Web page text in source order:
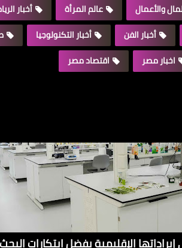
والأعمال عالم المرأة أخبار
أخبار الفن أخبار التكنولوجيا
اخبار مصر اقتصاد مصر
تحقق نمواً بنسبة 20% في إيراداتها الإقليمية بفضل ابتكارات البحث